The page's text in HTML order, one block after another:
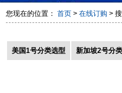
您现在的位置： 首页 > 在线订购 >
美国1号分类选型 新加坡2号分